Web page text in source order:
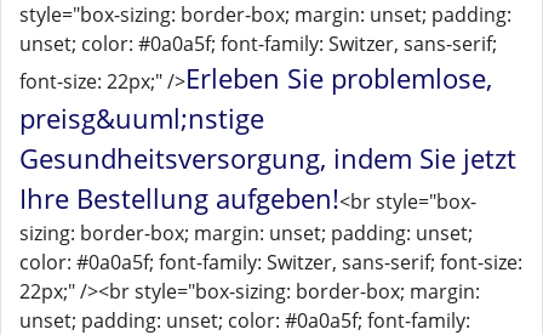
style="box-sizing: border-box; margin: unset; padding:
unset; color: #0a0a5f; font-family: Switzer, sans-serif;
font-size: 22px;" />Erleben Sie problemlose,
preisg&uuml;nstige
Gesundheitsversorgung, indem Sie jetzt
Ihre Bestellung aufgeben!<br style="box-
sizing: border-box; margin: unset; padding: unset;
color: #0a0a5f; font-family: Switzer, sans-serif; font-size:
22px;" /><br style="box-sizing: border-box; margin:
unset; padding: unset; color: #0a0a5f; font-family: